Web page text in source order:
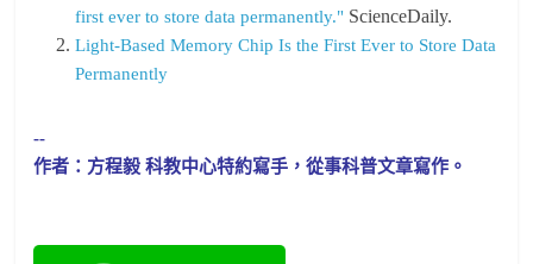
first ever to store data permanently." ScienceDaily.
Light-Based Memory Chip Is the First Ever to Store Data
Permanently
--
作者：方程毅 科教中心特約寫手，從事科普文章寫作。